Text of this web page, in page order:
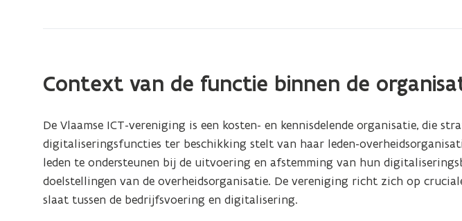
analist
(klasse
Context van de functie binnen de
De Vlaamse ICT-vereniging is een kosten- en kennisdelende organisatie, die
digitaliseringsfuncties ter beschikking stelt van haar leden-
leden te ondersteunen bij de uitvoering en afstemming van hun
doelstellingen van de overheidsorganisatie. De vereniging richt zich op
slaat tussen de bedrijfsvoering en digitalisering.